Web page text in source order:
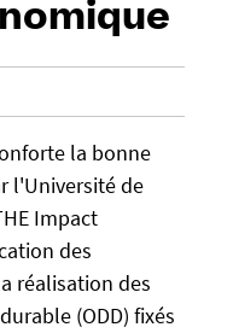
la bonne
l'Université de
Impact
des
réalisation des
(ODD) fixés